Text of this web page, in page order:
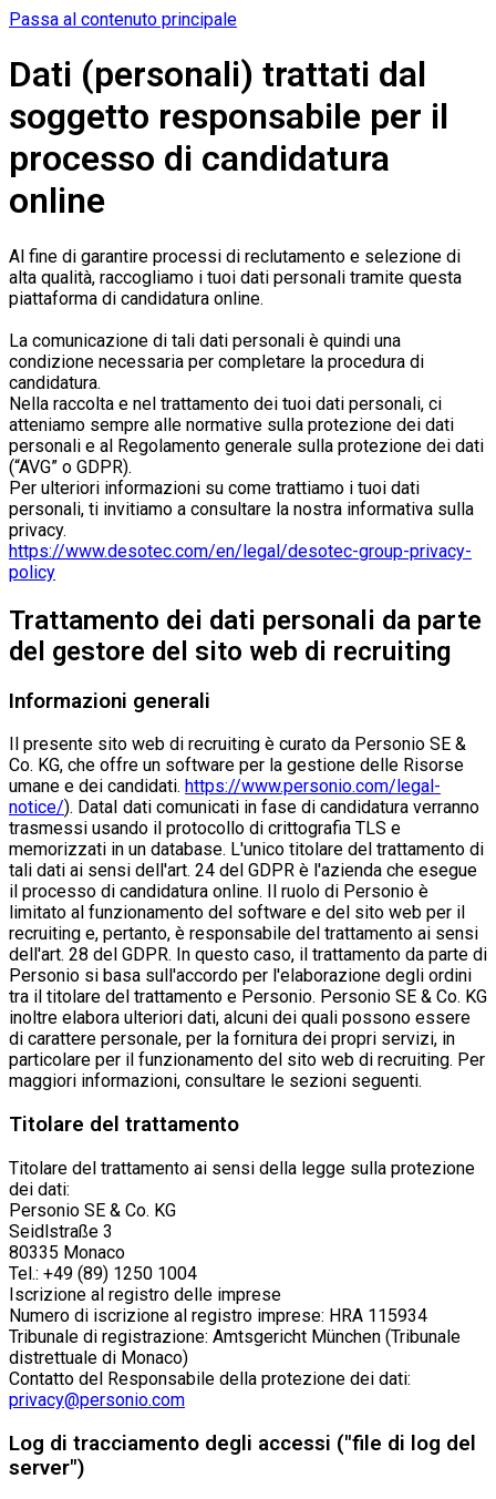
Passa al contenuto principale
Dati (personali) trattati dal
soggetto responsabile per il
processo di candidatura
online
Al fine di garantire processi di reclutamento e selezione di
alta qualità, raccogliamo i tuoi dati personali tramite questa
piattaforma di candidatura online.
La comunicazione di tali dati personali è quindi una
condizione necessaria per completare la procedura di
candidatura.
Nella raccolta e nel trattamento dei tuoi dati personali, ci
atteniamo sempre alle normative sulla protezione dei dati
personali e al Regolamento generale sulla protezione dei dati
(“AVG” o GDPR).
Per ulteriori informazioni su come trattiamo i tuoi dati
personali, ti invitiamo a consultare la nostra informativa sulla
privacy.
https://www.desotec.com/en/legal/desotec-group-privacy-
policy
Trattamento dei dati personali da parte
del gestore del sito web di recruiting
Informazioni generali
Il presente sito web di recruiting è curato da Personio SE &
Co. KG, che offre un software per la gestione delle Risorse
umane e dei candidati. https://www.personio.com/legal-
notice/). DataI dati comunicati in fase di candidatura verranno
trasmessi usando il protocollo di crittografia TLS e
memorizzati in un database. L'unico titolare del trattamento di
tali dati ai sensi dell'art. 24 del GDPR è l'azienda che esegue
il processo di candidatura online. Il ruolo di Personio è
limitato al funzionamento del software e del sito web per il
recruiting e, pertanto, è responsabile del trattamento ai sensi
dell'art. 28 del GDPR. In questo caso, il trattamento da parte di
Personio si basa sull'accordo per l'elaborazione degli ordini
tra il titolare del trattamento e Personio. Personio SE & Co. KG
inoltre elabora ulteriori dati, alcuni dei quali possono essere
di carattere personale, per la fornitura dei propri servizi, in
particolare per il funzionamento del sito web di recruiting. Per
maggiori informazioni, consultare le sezioni seguenti.
Titolare del trattamento
Titolare del trattamento ai sensi della legge sulla protezione
dei dati:
Personio SE & Co. KG
Seidlstraße 3
80335 Monaco
Tel.: +49 (89) 1250 1004
Iscrizione al registro delle imprese
Numero di iscrizione al registro imprese: HRA 115934
Tribunale di registrazione: Amtsgericht München (Tribunale
distrettuale di Monaco)
Contatto del Responsabile della protezione dei dati:
privacy@personio.com
Log di tracciamento degli accessi ("file di log del
server")